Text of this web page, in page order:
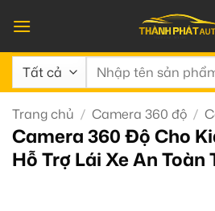
qua
nội
dung
Tìm
Trang chủ / Camera 360 độ /
Camera 360 Độ Cho
Hỗ Trợ Lái Xe An Toàn